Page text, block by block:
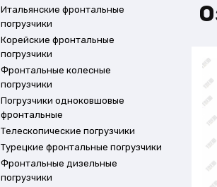
Итальянские фронтальные
погрузчики
Корейские фронтальные
погрузчики
Фронтальные колесные
погрузчики
Погрузчики одноковшовые
фронтальные
Телескопические погрузчики
Турецкие фронтальные погрузчики
Фронтальные дизельные
погрузчики